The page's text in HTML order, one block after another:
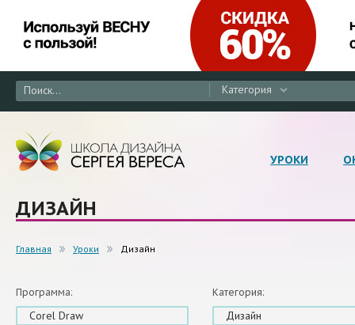
Категория
УРОКИ
ДИЗАЙН
Главная Уроки Дизайн
Программа:
Corel Draw
Категория:
Дизайн